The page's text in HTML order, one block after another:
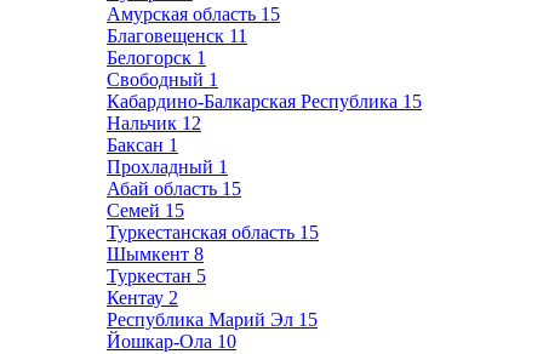
Амурская область 15
Благовещенск 11
Белогорск 1
Свободный 1
Кабардино-Балкарская Республика 15
Нальчик 12
Баксан 1
Прохладный 1
Абай область 15
Семей 15
Туркестанская область 15
Шымкент 8
Туркестан 5
Кентау 2
Республика Марий Эл 15
Йошкар-Ола 10